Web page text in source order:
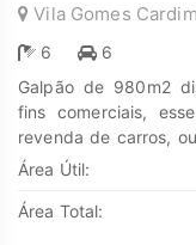
Vila Gomes
6
6
Galpão de 980m2
fins comerciais,
revenda de carros,
ser total ou parcial
poder de
Área Útil:
Área Total: